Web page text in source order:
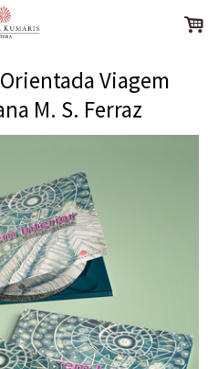
.
Viagem
M. S. Ferraz